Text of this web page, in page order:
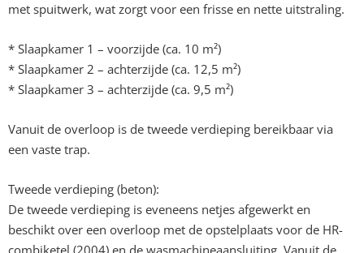
met spuitwerk, wat zorgt voor een frisse en nette uitstraling.
* Slaapkamer 1 – voorzijde (ca. 10 m²)
* Slaapkamer 2 – achterzijde (ca. 12,5 m²)
* Slaapkamer 3 – achterzijde (ca. 9,5 m²)
Vanuit de overloop is de tweede verdieping bereikbaar via
een vaste trap.
Tweede verdieping (beton):
De tweede verdieping is eveneens netjes afgewerkt en
beschikt over een overloop met de opstelplaats voor de HR-
combiketel (2004) en de wasmachineaansluiting. Vanuit de